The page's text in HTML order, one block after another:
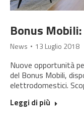
Bonus
News 13 Luglio 2018
Nuove opportunità
del Bonus Mobili,
elettrodomestici.
Leggi di più